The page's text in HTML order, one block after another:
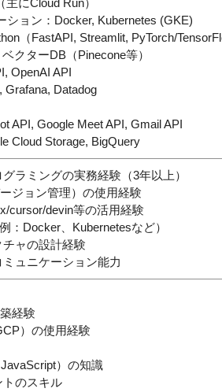
にCloud Run）
ション：Docker, Kubernetes (GKE)
（FastAPI, Streamlit, PyTorch/
クターDB（Pinecone等）
OpenAI API
Grafana, Datadog
API, Google Meet API, Gmail API
Cloud Storage, BigQuery
ラミングの実務経験（3年以上）
ジョン管理）の使用経験
cursor/devin等の活用経験
：Docker、Kubernetesなど）
チャの設計経験
ュニケーション能力
経験
）の使用経験
）の知識
トのスキル